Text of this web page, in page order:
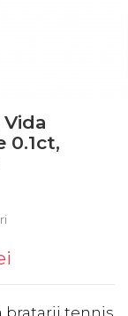
0.1ct,
bratarii tennis